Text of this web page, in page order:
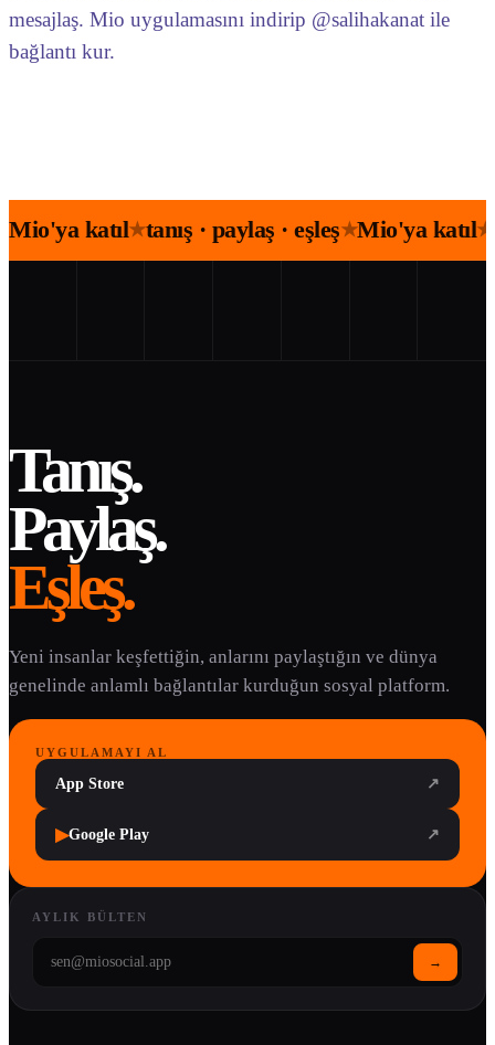
mesajlaş. Mio uygulamasını indirip @salihakanat ile
bağlantı kur.
Mio'ya katıl★tanış · paylaş · eşleş★Mio'ya katıl★
Tanış.
Paylaş.
Eşleş.
Yeni insanlar keşfettiğin, anlarını paylaştığın ve dünya
genelinde anlamlı bağlantılar kurduğun sosyal platform.
UYGULAMAYI AL
App Store ↗
▶Google Play ↗
AYLIK BÜLTEN
→